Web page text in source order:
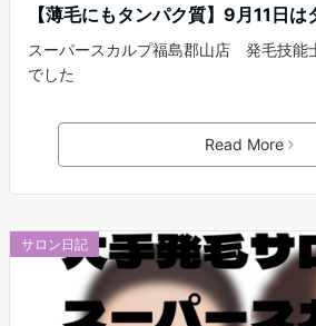
【薄毛にもタンパク質】9月11日は
スーパースカルプ福島郡山店 発毛技能
でした
Read More
サロン日記